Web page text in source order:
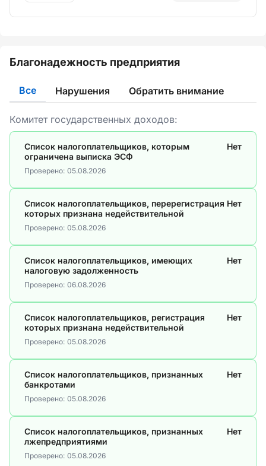
Благонадежность предприятия
Все Нарушения Обратить внимание
Комитет государственных доходов:
Список налогоплательщиков, которым
ограничена выписка ЭСФ
Нет
Проверено: 05.08.2026
Список налогоплательщиков, перерегистрация
которых признана недействительной
Нет
Проверено: 05.08.2026
Список налогоплательщиков, имеющих
налоговую задолженность
Нет
Проверено: 06.08.2026
Список налогоплательщиков, регистрация
которых признана недействительной
Нет
Проверено: 05.08.2026
Список налогоплательщиков, признанных
банкротами
Нет
Проверено: 05.08.2026
Список налогоплательщиков, признанных
лжепредприятиями
Нет
Проверено: 05.08.2026